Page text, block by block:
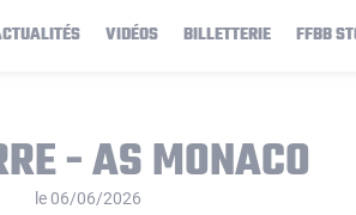
VIDÉOS BILLETTERIE FFBB
- AS MONACO
le 06/06/2026